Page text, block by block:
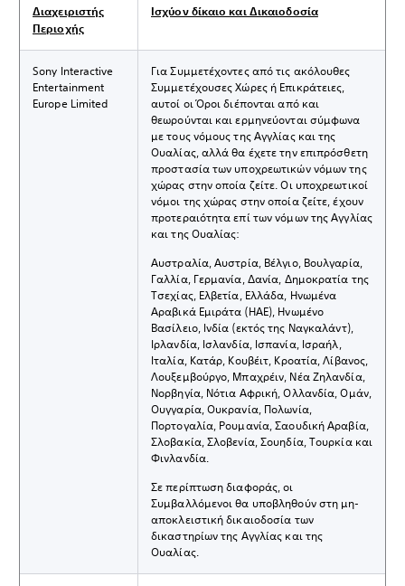
Διαχειριστής
Περιοχής
Ισχύον δίκαιο και Δικαιοδοσία
Sony Interactive
Entertainment
Europe Limited
Για Συμμετέχοντες από τις ακόλουθες
Συμμετέχουσες Χώρες ή Επικράτειες,
αυτοί οι Όροι διέπονται από και
θεωρούνται και ερμηνεύονται σύμφωνα
με τους νόμους της Αγγλίας και της
Ουαλίας, αλλά θα έχετε την επιπρόσθετη
προστασία των υποχρεωτικών νόμων της
χώρας στην οποία ζείτε. Οι υποχρεωτικοί
νόμοι της χώρας στην οποία ζείτε, έχουν
προτεραιότητα επί των νόμων της Αγγλίας
και της Ουαλίας:
Αυστραλία, Αυστρία, Βέλγιο, Βουλγαρία,
Γαλλία, Γερμανία, Δανία, Δημοκρατία της
Τσεχίας, Ελβετία, Ελλάδα, Ηνωμένα
Αραβικά Εμιράτα (ΗΑΕ), Ηνωμένο
Βασίλειο, Ινδία (εκτός της Ναγκαλάντ),
Ιρλανδία, Ισλανδία, Ισπανία, Ισραήλ,
Ιταλία, Κατάρ, Κουβέιτ, Κροατία, Λίβανος,
Λουξεμβούργο, Μπαχρέιν, Νέα Ζηλανδία,
Νορβηγία, Νότια Αφρική, Ολλανδία, Ομάν,
Ουγγαρία, Ουκρανία, Πολωνία,
Πορτογαλία, Ρουμανία, Σαουδική Αραβία,
Σλοβακία, Σλοβενία, Σουηδία, Τουρκία και
Φινλανδία.
Σε περίπτωση διαφοράς, οι
Συμβαλλόμενοι θα υποβληθούν στη μη-
αποκλειστική δικαιοδοσία των
δικαστηρίων της Αγγλίας και της
Ουαλίας.